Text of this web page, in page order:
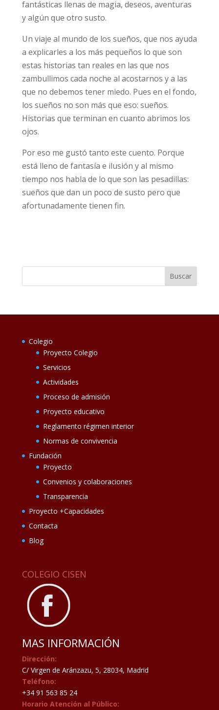
fantásticas llenas de magia, deseos, aventuras
y algún que otro susto.
Un viaje al mundo de los sueños, que nos ayuda
a explicarles a los más pequeños lo que son
estas historias tan reales en las que nos
zambullimos cada noche al acostarnos y a las
que no debemos tener miedo. Pues en el fondo,
los sueños no son más que eso: sueños.
Historias que terminan en cuanto abrimos los
ojos.
Por eso me gustó tanto este cuento. Porque
está lleno de fantasía e ilusión y al mismo
tiempo nos habla de lo que son las pesadillas:
sueños que dan un poco de susto pero que
afortunadamente tienen fin.
Colegio
Proyecto Colegio
Servicios
Actividades
Proceso de admisión
Proyecto educativo
Reglamento régimen interior
Normas de convivencia
Fundación
Proyecto
Convenios y colaboraciones
Transparencia
Proyecto +Capacidades
Contacta
Blog
COLEGIO CISEN
MAS INFORMACIÓN
Dirección:
C/ Virgen de Aránzazu, 5, 28034, Madrid
Teléfono:
+34 91 563 85 24
Horario Atención al Público: